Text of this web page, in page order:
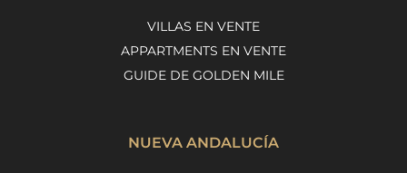
VILLAS EN VENTE
APPARTMENTS EN VENTE
GUIDE DE GOLDEN MILE
NUEVA ANDALUCÍA